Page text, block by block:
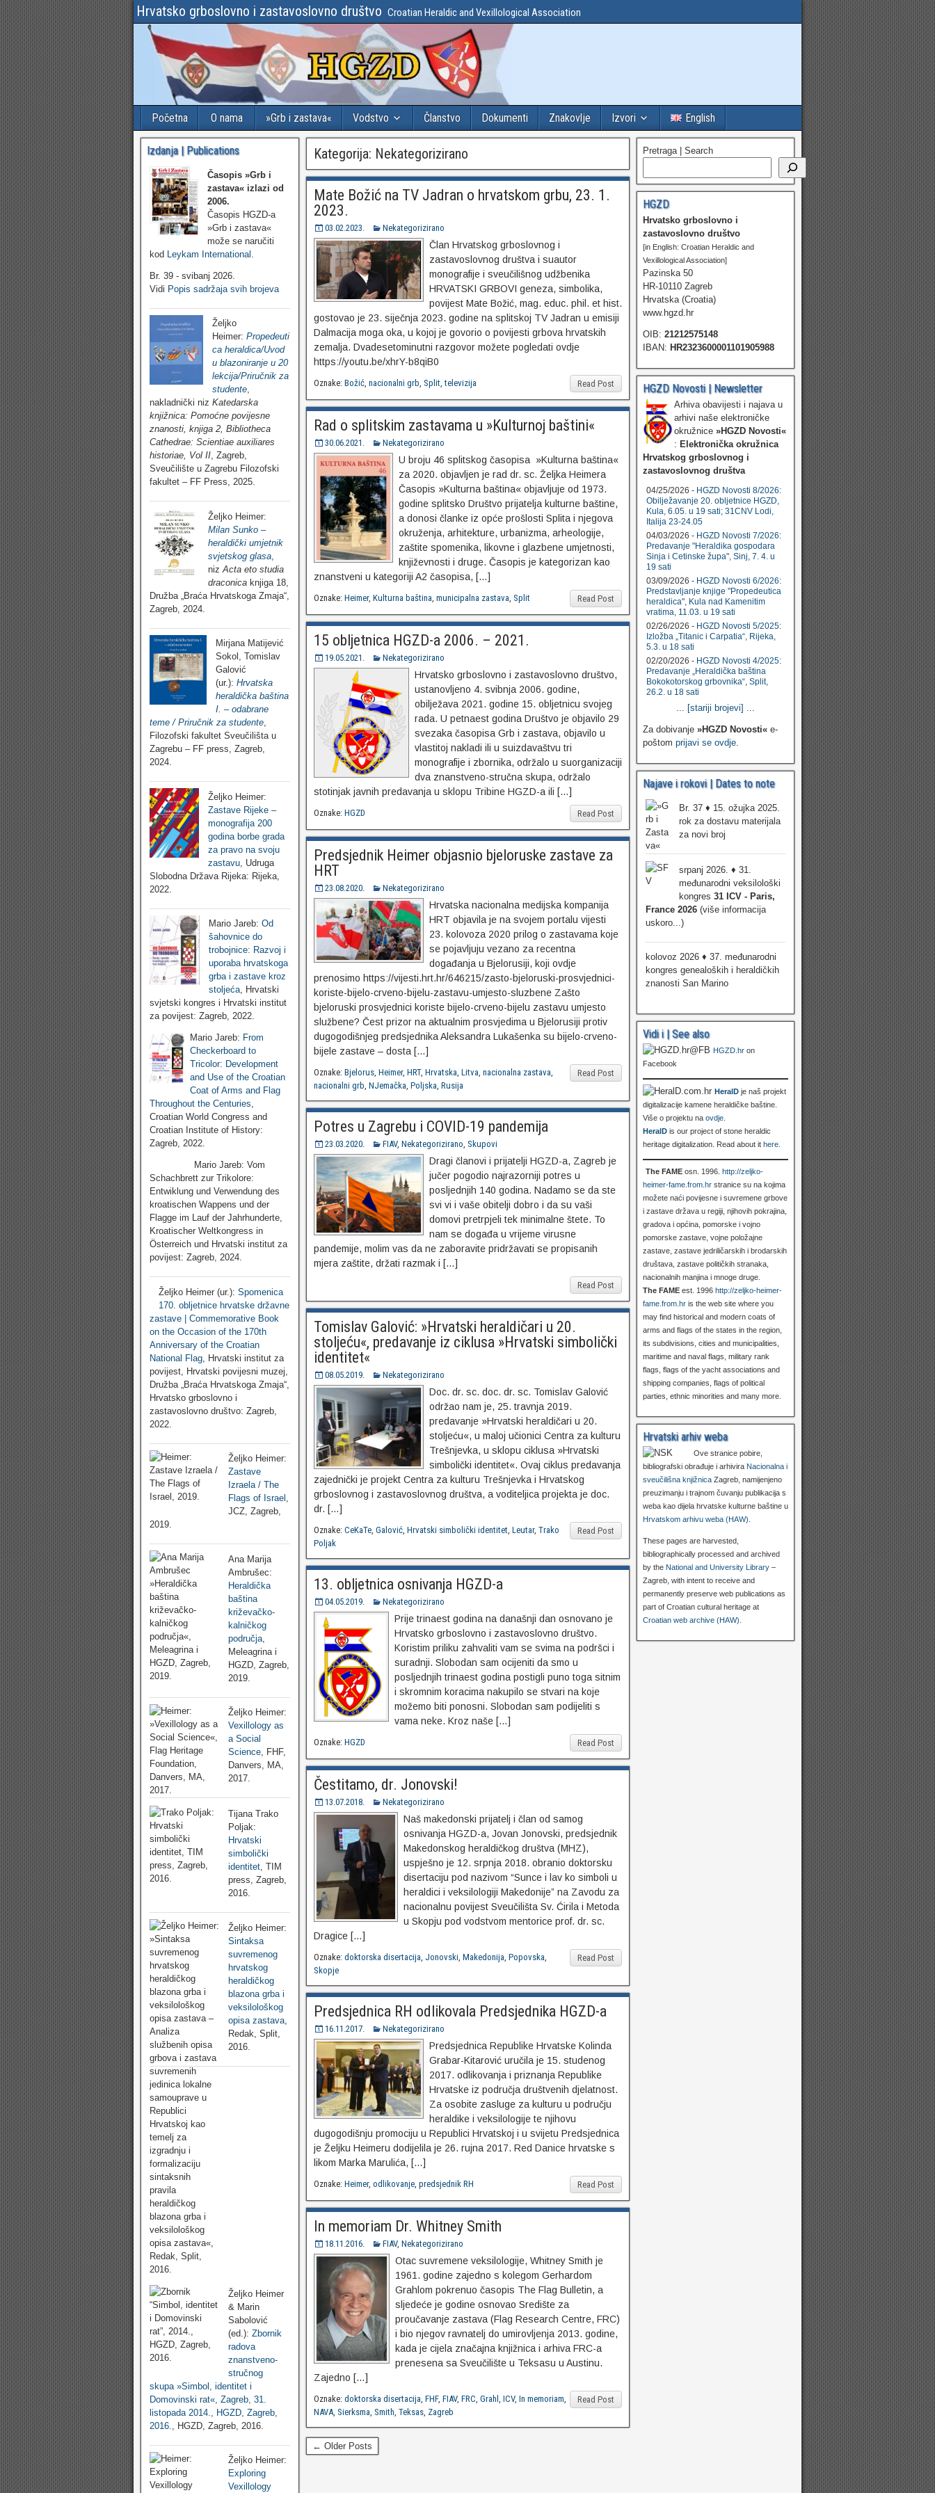
Hrvatsko grboslovno i zastavoslovno društvo Croatian Heraldic and Vexillological Association
Početna O nama »Grb i zastava« Vodstvo Članstvo Dokumenti Znakovlje Izvori English
Kategorija: Nekategorizirano
Mate Božić na TV Jadran o hrvatskom grbu, 23. 1.
2023.
03.02.2023. Nekategorizirano
Član Hrvatskog grboslovnog i
zastavoslovnog društva i suautor
monografije i sveučilišnog udžbenika
HRVATSKI GRBOVI geneza, simbolika,
povijest Mate Božić, mag. educ. phil. et hist.
gostovao je 23. siječnja 2023. godine na splitskoj TV Jadran u emisiji
Dalmacija moga oka, u kojoj je govorio o povijesti grbova hrvatskih
zemalja. Dvadesetominutni razgovor možete pogledati ovdje
https://youtu.be/xhrY-b8qiB0
Read Post
Oznake: Božić, nacionalni grb, Split,televizija
Rad o splitskim zastavama u »Kulturnoj baštini«
30.06.2021. Nekategorizirano
U broju 46 splitskog časopisa »Kulturna baština«
za 2020. objavljen je rad dr. sc. Željka Heimera
Časopis »Kulturna baština« objavljuje od 1973.
godine splitsko Društvo prijatelja kulturne baštine,
a donosi članke iz opće prošlosti Splita i njegova
okruženja, arhitekture, urbanizma, arheologije,
zaštite spomenika, likovne i glazbene umjetnosti,
književnosti i druge. Časopis je kategorizan kao
znanstveni u kategoriji A2 časopisa, […]
Read Post
Oznake: Heimer, Kulturna baština, municipalna zastava, Split
15 obljetnica HGZD-a 2006. – 2021.
19.05.2021. Nekategorizirano
Hrvatsko grboslovno i zastavoslovno društvo,
ustanovljeno 4. svibnja 2006. godine,
obilježava 2021. godine 15. obljetnicu svojeg
rada. U petnaest godina Društvo je objavilo 29
svezaka časopisa Grb i zastava, objavilo u
vlastitoj nakladi ili u suizdavaštvu tri
monografije i zbornika, održalo u suorganizaciji
dva znanstveno-stručna skupa, održalo
stotinjak javnih predavanja u sklopu Tribine HGZD-a ili […]
Read Post
Oznake: HGZD
Predsjednik Heimer objasnio bjeloruske zastave za
HRT
23.08.2020. Nekategorizirano
Hrvatska nacionalna medijska kompanija
HRT objavila je na svojem portalu vijesti
23. kolovoza 2020 prilog o zastavama koje
se pojavljuju vezano za recentna
događanja u Bjelorusiji, koji ovdje
prenosimo https://vijesti.hrt.hr/646215/zasto-bjeloruski-prosvjednici-
koriste-bijelo-crveno-bijelu-zastavu-umjesto-sluzbene Zašto
bjeloruski prosvjednici koriste bijelo-crveno-bijelu zastavu umjesto
službene? Čest prizor na aktualnim prosvjedima u Bjelorusiji protiv
dugogodišnjeg predsjednika Aleksandra Lukašenka su bijelo-crveno-
bijele zastave – dosta […]
Read Post
Oznake: Bjelorus, Heimer, HRT, Hrvatska, Litva, nacionalna zastava,
nacionalni grb, NJemačka, Poljska, Rusija
Potres u Zagrebu i COVID-19 pandemija
23.03.2020. FIAV, Nekategorizirano, Skupovi
Dragi članovi i prijatelji HGZD-a, Zagreb je
jučer pogodio najrazorniji potres u
posljednjih 140 godina. Nadamo se da ste
svi vi i vaše obitelji dobro i da su vaši
domovi pretrpjeli tek minimalne štete. To
nam se događa u vrijeme virusne
pandemije, molim vas da ne zaboravite pridržavati se propisanih
mjera zaštite, držati razmak i […]
Read Post
Tomislav Galović: »Hrvatski heraldičari u 20.
stoljeću«, predavanje iz ciklusa »Hrvatski simbolički
identitet«
08.05.2019. Nekategorizirano
Doc. dr. sc. doc. dr. sc. Tomislav Galović
održao nam je, 25. travnja 2019.
predavanje »Hrvatski heraldičari u 20.
stoljeću«, u maloj učionici Centra za kulturu
Trešnjevka, u sklopu ciklusa »Hrvatski
simbolički identitet«. Ovaj ciklus predavanja
zajednički je projekt Centra za kulturu Trešnjevka i Hrvatskog
grboslovnog i zastavoslovnog društva, a voditeljica projekta je doc.
dr. […]
Read Post
Oznake: CeKaTe, Galović, Hrvatski simbolički identitet, Leutar, Trako
Poljak
13. obljetnica osnivanja HGZD-a
04.05.2019. Nekategorizirano
Prije trinaest godina na današnji dan osnovano je
Hrvatsko grboslovno i zastavoslovno društvo.
Koristim priliku zahvaliti vam se svima na podršci i
suradnji. Slobodan sam ocijeniti da smo u
posljednjih trinaest godina postigli puno toga sitnim
i skromnim koracima nakupilo se stvari na koje
možemo biti ponosni. Slobodan sam podijeliti s
vama neke. Kroz naše […]
Read Post
Oznake: HGZD
Čestitamo, dr. Jonovski!
13.07.2018. Nekategorizirano
Naš makedonski prijatelj i član od samog
osnivanja HGZD-a, Jovan Jonovski, predsjednik
Makedonskog heraldičkog društva (MHZ),
uspješno je 12. srpnja 2018. obranio doktorsku
disertaciju pod nazivom “Sunce i lav ko simboli u
heraldici i veksilologiji Makedonije” na Zavodu za
nacionalnu povijest Sveučilišta Sv. Ćirila i Metoda
u Skopju pod vodstvom mentorice prof. dr. sc.
Dragice […]
Read Post
Oznake: doktorska disertacija, Jonovski, Makedonija, Popovska,
Skopje
Predsjednica RH odlikovala Predsjednika HGZD-a
16.11.2017. Nekategorizirano
Predsjednica Republike Hrvatske Kolinda
Grabar-Kitarović uručila je 15. studenog
2017. odlikovanja i priznanja Republike
Hrvatske iz područja društvenih djelatnost.
Za osobite zasluge za kulturu u području
heraldike i veksilologije te njihovu
dugogodišnju promociju u Republici Hrvatskoj i u svijetu Predsjednica
je Željku Heimeru dodijelila je 26. rujna 2017. Red Danice hrvatske s
likom Marka Marulića, […]
Read Post
Oznake: Heimer, odlikovanje, predsjednik RH
In memoriam Dr. Whitney Smith
18.11.2016. FIAV, Nekategorizirano
Otac suvremene veksilologije, Whitney Smith je
1961. godine zajedno s kolegom Gerhardom
Grahlom pokrenuo časopis The Flag Bulletin, a
sljedeće je godine osnovao Središte za
proučavanje zastava (Flag Research Centre, FRC)
i bio njegov ravnatelj do umirovljenja 2013. godine,
kada je cijela značajna knjižnica i arhiva FRC-a
prenesena sa Sveučilište u Teksasu u Austinu.
Zajedno […]
Read Post
Oznake: doktorska disertacija, FHF, FIAV, FRC, Grahl , ICV, In memoriam,
NAVA, Sierksma, Smith, Teksas, Zagreb
← Older Posts
Izdanja | Publications
Časopis »Grb i
zastava« izlazi od
2006.
Časopis HGZD-a
»Grb i zastava«
može se naručiti
kod Leykam International
Br. 39 - svibanj 2026.
Vidi Popis sadržaja svih brojeva
Željko
Heimer: Propedeuti
ca heraldica/Uvod
u blazoniranje u 20
lekcija/Priručnik za
studente,
nakladnički niz Katedarska
knjižnica: Pomoćne povijesne
znanosti, knjiga 2, Bibliotheca
Cathedrae: Scientiae auxiliares
historiae, Vol II, Zagreb,
Sveučilište u Zagrebu Filozofski
fakultet – FF Press, 2025.
Željko Heimer:
Milan Sunko –
heraldički umjetnik
svjetskog glasa
niz Acta eto studia
draconica knjiga 18,
Družba „Braća Hrvatskoga Zmaja“,
Zagreb, 2024.
Mirjana Matijević
Sokol, Tomislav
Galović
(ur.): Hrvatska
heraldička baština
I. – odabrane
teme / Priručnik za studente,
Filozofski fakultet Sveučilišta u
Zagrebu – FF press, Zagreb,
2024.
Željko Heimer:
Zastave Rijeke –
monografija 200
godina borbe grada
za pravo na svoju
zastavu, Udruga
Slobodna Država Rijeka: Rijeka,
2022.
Mario Jareb: Od
šahovnice do
trobojnice: Razvoj i
uporaba hrvatskoga
grba i zastave kroz
stoljeća, Hrvatski
svjetski kongres i Hrvatski institut
za povijest: Zagreb, 2022.
Mario Jareb: From
Checkerboard to
Tricolor: Development
and Use of the Croatian
Coat of Arms and Flag
Throughout the Centuries,
Croatian World Congress and
Croatian Institute of History:
Zagreb, 2022.
Mario Jareb: Vom
Schachbrett zur Trikolore:
Entwiklung und Verwendung des
kroatischen Wappens und der
Flagge im Lauf der Jahrhunderte,
Kroatischer Weltkongress in
Österreich und Hrvatski institut za
povijest: Zagreb, 2024.
Željko Heimer (ur.): Spomenica
170. obljetnice hrvatske državne
zastave | Commemorative Book
on the Occasion of the 170th
Anniversary of the Croatian
National Flag , Hrvatski institut za
povijest, Hrvatski povijesni muzej,
Družba „Braća Hrvatskoga Zmaja“,
Hrvatsko grboslovno i
zastavoslovno društvo: Zagreb,
2022.
Željko Heimer:
Zastave
Izraela / The
Flags of Israel ,
JCZ, Zagreb,
2019.
Ana Marija
Ambrušec:
Heraldička
baština
križevačko-
kalničkog
područja
Meleagrina i
HGZD, Zagreb,
2019.
Željko Heimer:
Vexillology as
a Social
Science, FHF,
Danvers, MA,
2017.
Tijana Trako
Poljak:
Hrvatski
simbolički
identitet, TIM
press, Zagreb,
2016.
Željko Heimer:
Sintaksa
suvremenog
hrvatskog
heraldičkog
blazona grba i
veksilološkog
opisa zastava
Redak, Split,
2016.
Željko Heimer
& Marin
Sabolović
(ed.): Zbornik
radova
znanstveno-
stručnog
skupa »Simbol, identitet i
Domovinski rat«, Zagreb, 31.
listopada 2014., HGZD, Zagreb,
2016.
, HGZD, Zagreb, 2016.
Željko Heimer:
Exploring
Vexillology
Pretraga | Search
HGZD
Hrvatsko grboslovno i
zastavoslovno društvo
[in English: Croatian Heraldic and
Vexillological Association]
Pazinska 50
HR-10110 Zagreb
Hrvatska (Croatia)
www.hgzd.hr
OIB: 21212575148
IBAN: HR2323600001101905988
HGZD Novosti | Newsletter
Arhiva obavijesti i najava u
arhivi naše elektroničke
okružnice »HGZD Novosti«
: Elektronička okružnica
Hrvatskog grboslovnog i
zastavoslovnog društva
04/25/2026 - HGZD Novosti 8/2026:
Obilježavanje 20. obljetnice HGZD,
Kula, 6.05. u 19 sati; 31CNV Lodi,
Italija 23-24.05
04/03/2026 - HGZD Novosti 7/2026:
Predavanje "Heraldika gospodara
Sinja i Cetinske župa", Sinj, 7. 4. u
19 sati
03/09/2026 - HGZD Novosti 6/2026:
Predstavljanje knjige "Propedeutica
heraldica", Kula nad Kamenitim
vratima, 11.03. u 19 sati
02/26/2026 - HGZD Novosti 5/2025:
Izložba „Titanic i Carpatia“, Rijeka,
5.3. u 18 sati
02/20/2026 - HGZD Novosti 4/2025:
Predavanje „Heraldička baština
Bokokotorskog grbovnika“, Split,
26.2. u 18 sati
... [stariji brojevi] ...
Za dobivanje »HGZD Novosti«e-
poštom prijavi se ovdje.
Najave i rokovi | Dates to note
Br. 37 ♦ 15. ožujka 2025.
rok za dostavu materijala
za novi broj
srpanj 2026. ♦ 31.
međunarodni veksilološki
kongres 31 ICV - Paris,
France 2026(više informacija
uskoro...)
kolovoz 2026 ♦ 37. međunarodni
kongres genealoških i heraldičkih
znanosti San Marino
Vidi i | See also
HGZD.hron
Facebook
HeralDje naš projekt
digitalizacije kamene heraldičke baštine.
Više o projektu na ovdje.
HeralDis our project of stone heraldic
heritage digitalization. Read about it here.
The FAMEosn. 1996. http://zeljko-
heimer-fame.from.hrstranice su na kojima
možete naći povijesne i suvremene grbove
i zastave država u regiji, njihovih pokrajina,
gradova i općina, pomorske i vojno
pomorske zastave, vojne položajne
zastave, zastave jedriličarskih i brodarskih
društava, zastave političkih stranaka,
nacionalnih manjina i mnoge druge.
The FAMEest. 1996 http://zeljko-heimer-
fame.from.hris the web site where you
may find historical and modern coats of
arms and flags of the states in the region,
its subdivisions, cities and municipalities,
maritime and naval flags, military rank
flags, flags of the yacht associations and
shipping companies, flags of political
parties, ethnic minorities and many more.
Hrvatski arhiv weba
Ove stranice pobire,
bibliografski obrađuje i arhivira Nacionalna i
sveučilišna knjižnicaZagreb, namijenjeno
preuzimanju i trajnom čuvanju publikacija s
weba kao dijela hrvatske kulturne baštine u
Hrvatskom arhivu weba (HAW)
These pages are harvested,
bibliographically processed and archived
by the National and University Library–
Zagreb, with intent to receive and
permanently preserve web publications as
part of Croatian cultural heritage at
Croatian web archive (HAW)